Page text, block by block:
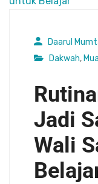
Daarul
Dakwah,
Jadi
Wali